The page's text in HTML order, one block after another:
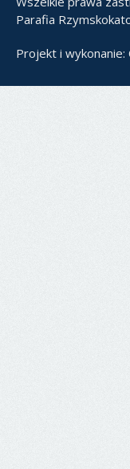
Parafia
Projekt i wykonanie: